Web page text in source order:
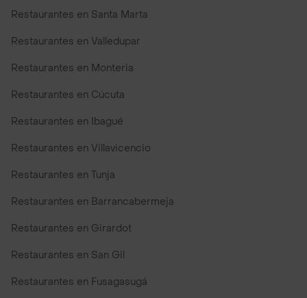
Restaurantes en Santa Marta
Restaurantes en Valledupar
Restaurantes en Monteria
Restaurantes en Cúcuta
Restaurantes en Ibagué
Restaurantes en Villavicencio
Restaurantes en Tunja
Restaurantes en Barrancabermeja
Restaurantes en Girardot
Restaurantes en San Gil
Restaurantes en Fusagasugá